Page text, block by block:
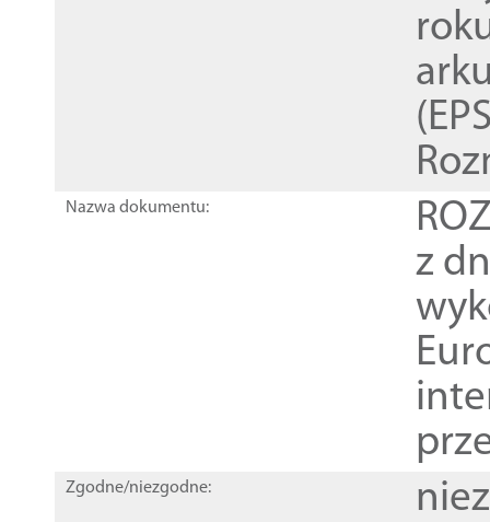
Nazwa dokumentu:
z
Zgodne/niezgodne: